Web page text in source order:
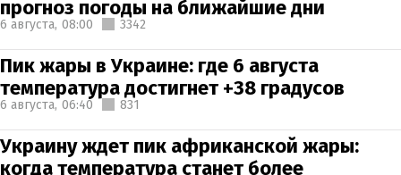
прогноз погоды на ближайшие дни
6 августа, 08:00 3342
Пик жары в Украине: где 6 августа
температура достигнет +38 градусов
6 августа, 06:40 831
Украину ждет пик африканской жары:
когда температура станет более